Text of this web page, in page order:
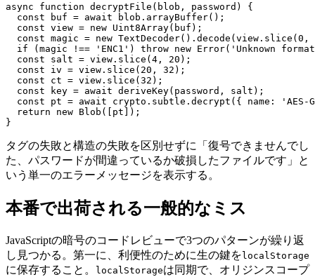
async function decryptFile(blob, password) {
  const buf = await blob.arrayBuffer();
  const view = new Uint8Array(buf);
const magic = new TextDecoder().decode(view.slice(0,
if (magic !== 'ENC1') throw new Error('Unknown
  const salt = view.slice(4, 20);
  const iv = view.slice(20, 32);
  const ct = view.slice(32);
  const key = await deriveKey(password, salt);
const pt = await crypto.subtle.decrypt({ name: 'AES-
  return new Blob([pt]);
タグの失敗と構造の失敗を区別せずに「復号できませんでし
た、パスワードが間違っているか破損したファイルです」と
いう単一のエラーメッセージを表示する。
本番で出荷される一般的なミス
JavaScriptの暗号のコードレビューで3つのパターンが繰り返
し見つかる。第一に、利便性のために生の鍵をlocalStorage
に保存すること。 localStorageは同期で、オリジンスコープ